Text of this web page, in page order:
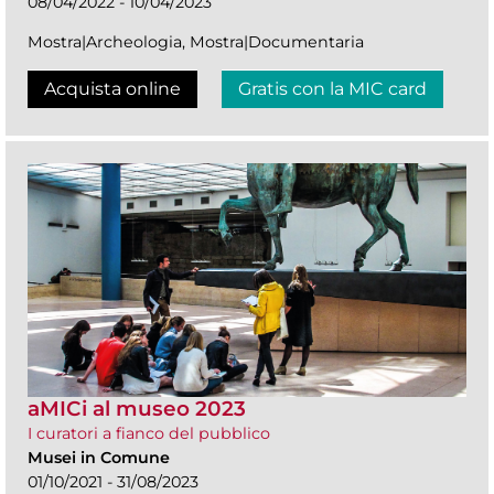
Mostra|Archeologia, Mostra|Documentaria
Acquista online Gratis con la MIC card
aMICi al museo 2023
I curatori a fianco del pubblico
Musei in Comune
01/10/2021 - 31/08/2023